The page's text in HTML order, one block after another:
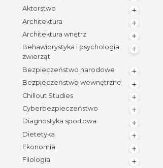
Aktorstwo
Architektura
Architektura wnętrz
Behawiorystyka i psychologia
zwierząt
Bezpieczeństwo narodowe
Bezpieczeństwo wewnętrzne
Chillout Studies
Cyberbezpieczeństwo
Diagnostyka sportowa
Dietetyka
Ekonomia
Filologia